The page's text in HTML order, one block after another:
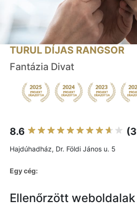
TURUL DÍJAS RANGSOR
Fantázia Divat
8.6
Hajdúhadház, Dr. Földi János u. 5
Egy cég:
Ellenőrzött weboldalak